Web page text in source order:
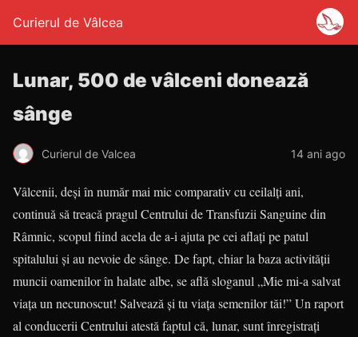
Curierul de Vâlcea
Lunar, 500 de vâlceni donează
sânge
Curierul de Valcea 14 ani ago
Vâlcenii, deşi în număr mai mic comparativ cu ceilalţi ani,
continuă să treacă pragul Centrului de Transfuzii Sanguine din
Râmnic, scopul fiind acela de a-i ajuta pe cei aflaţi pe patul
spitalului şi au nevoie de sânge. De fapt, chiar la baza activităţii
muncii oamenilor în halate albe, se află sloganul „Mie mi-a salvat
viaţa un necunoscut! Salvează şi tu viaţa semenilor tăi!” Un raport
al conducerii Centrului atestă faptul că, lunar, sunt înregistraţi